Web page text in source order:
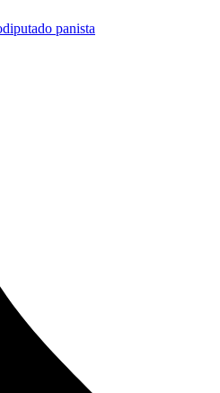
diputado panista